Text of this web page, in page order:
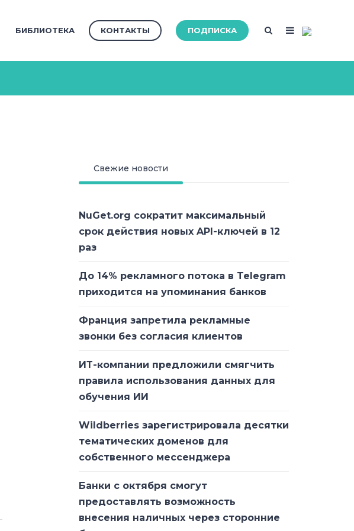
БИБЛИОТЕКА КОНТАКТЫ ПОДПИСКА
Свежие новости
NuGet.org сократит максимальный
срок действия новых API-ключей в 12
раз
До 14% рекламного потока в Telegram
приходится на упоминания банков
Франция запретила рекламные
звонки без согласия клиентов
ИТ-компании предложили смягчить
правила использования данных для
обучения ИИ
Wildberries зарегистрировала десятки
тематических доменов для
собственного мессенджера
Банки с октября смогут
предоставлять возможность
внесения наличных через сторонние